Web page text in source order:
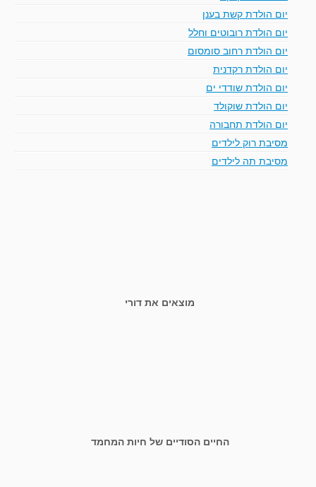
יום הולדת קשת בענן
יום הולדת רובוטים וחלל
יום הולדת רחוב סומסום
יום הולדת רקדנית
יום הולדת שודדי ים
יום הולדת שוקולד
יום הולדת תחבורה
מסיבת רוק לילדים
מסיבת תה לילדים
מוצאים את דורי
החיים הסודיים של חיות המחמד